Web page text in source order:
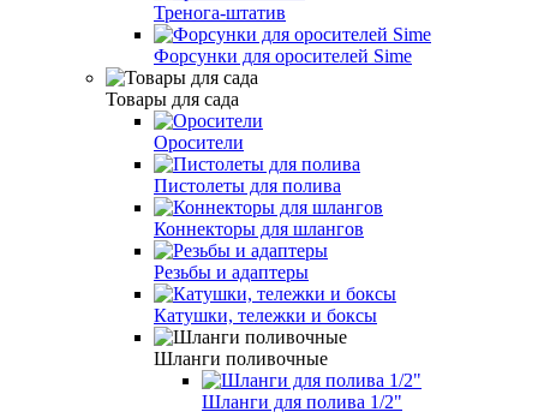
Тренога-штатив
Форсунки для оросителей Sime
Товары для сада
Оросители
Пистолеты для полива
Коннекторы для шлангов
Резьбы и адаптеры
Катушки, тележки и боксы
Шланги поливочные
Шланги для полива 1/2"